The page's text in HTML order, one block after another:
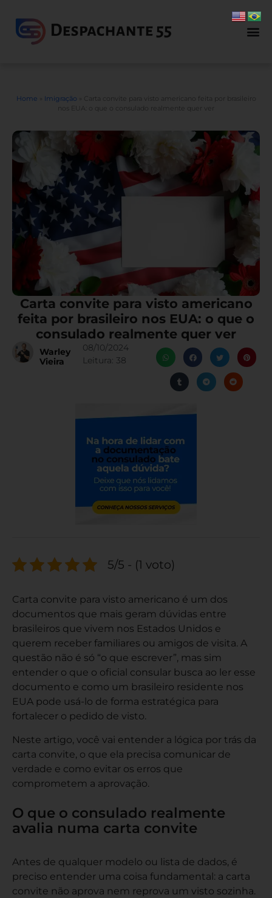
Home Imigração
Carta convite para visto americano feita por brasileiro
nos EUA: o que o consulado realmente quer ver
Carta convite para visto americano
feita por brasileiro nos EUA: o que o
consulado realmente quer ver
Warley
Vieira
08/10/2024
Leitura: 38
5/5 - (1 voto)
Carta convite para visto americano é um dos
documentos que mais geram dúvidas entre
brasileiros que vivem nos Estados Unidos e
querem receber familiares ou amigos de visita. A
questão não é só “o que escrever”, mas sim
entender o que o oficial consular busca ao ler esse
documento e como um brasileiro residente nos
EUA pode usá-lo de forma estratégica para
fortalecer o pedido de visto.
Neste artigo, você vai entender a lógica por trás da
carta convite, o que ela precisa comunicar de
verdade e como evitar os erros que
comprometem a aprovação.
O que o consulado realmente
avalia numa carta convite
Antes de qualquer modelo ou lista de dados, é
preciso entender uma coisa fundamental: a carta
convite não aprova nem reprova um visto sozinha.